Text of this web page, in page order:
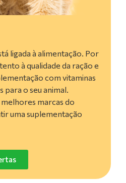
ligada à alimentação. Por
à qualidade da ração e
com vitaminas
o seu animal.
marcas do
uma suplementação